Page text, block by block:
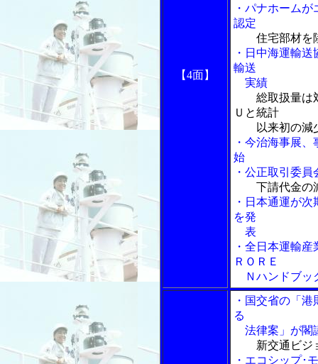
【4面】
・パナホーム
認定
住宅部材を
・日中海運輸
輸送
実績
総取扱量は
Ｕと統計
以来初の減
・今治海事展
始
・公正取引委
下請代金の
・日本通運が
を発
表
・全日本運輸
ＲＯＲＥ
Ｎハンドブッ
・国交省の「
る
法律案」が閣
新交通ビジ
・エコシップ･